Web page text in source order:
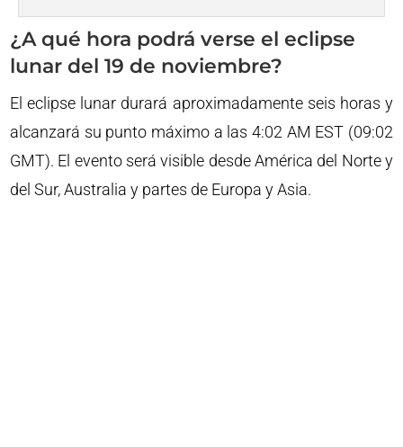
¿A qué hora podrá verse el eclipse
lunar del 19 de noviembre?
El eclipse lunar durará aproximadamente seis horas y
alcanzará su punto máximo a las 4:02 AM EST (09:02
GMT). El evento será visible desde América del Norte y
del Sur, Australia y partes de Europa y Asia.